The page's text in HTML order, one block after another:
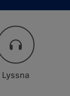
Lyssna